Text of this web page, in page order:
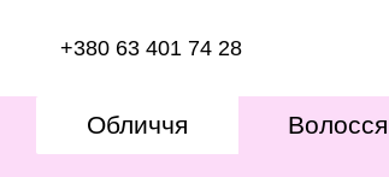
+380 63 401 74 28
Обличчя Волосся